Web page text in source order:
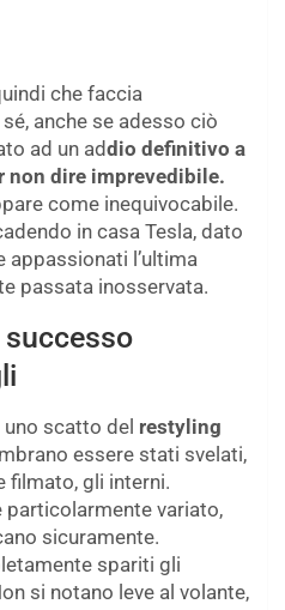
che faccia
anche se adesso ciò
ad un addio definitivo a
non dire imprevedibile.
come inequivocabile.
in casa Tesla, dato
appassionati l’ultima
passata inosservata.
successo
scatto del restyling
essere stati svelati,
filmato, gli interni.
particolarmente variato,
sicuramente.
spariti gli
si notano leve al volante,